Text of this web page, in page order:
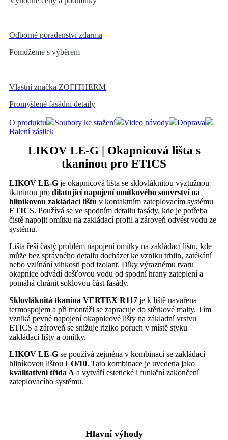
Odborné poradenství zdarma
Pomůžeme s výběrem
Vlastní značka ZOFITHERM
Promyšlené fasádní detaily
O produktu Soubory ke stažení Video návody
Doprava
Balení zásilek
LIKOV LE-G | Okapnicová lišta s
tkaninou pro ETICS
LIKOV LE-G je okapnicová lišta se sklovláknitou výztužnou
tkaninou pro dilatující napojení omítkového souvrství na
hliníkovou zakládací lištu v kontaktním zateplovacím systému
ETICS. Používá se ve spodním detailu fasády, kde je potřeba
čistě napojit omítku na zakládací profil a zároveň odvést vodu ze
systému.
Lišta řeší častý problém napojení omítky na zakládací lištu, kde
může bez správného detailu docházet ke vzniku trhlin, zatékání
nebo vzlínání vlhkosti pod izolant. Díky výraznému tvaru
okapnice odvádí dešťovou vodu od spodní hrany zateplení a
pomáhá chránit soklovou část fasády.
Sklovláknitá tkanina VERTEX R117 je k liště navařena
termospojem a při montáži se zapracuje do stěrkové malty. Tím
vzniká pevné napojení okapnicové lišty na základní vrstvu
ETICS a zároveň se snižuje riziko poruch v místě styku
zakládací lišty a omítky.
LIKOV LE-G se používá zejména v kombinaci se zakládací
hliníkovou lištou LO/10. Tato kombinace je uvedena jako
kvalitativní třída A a vytváří estetické i funkční zakončení
zateplovacího systému.
Hlavní výhody